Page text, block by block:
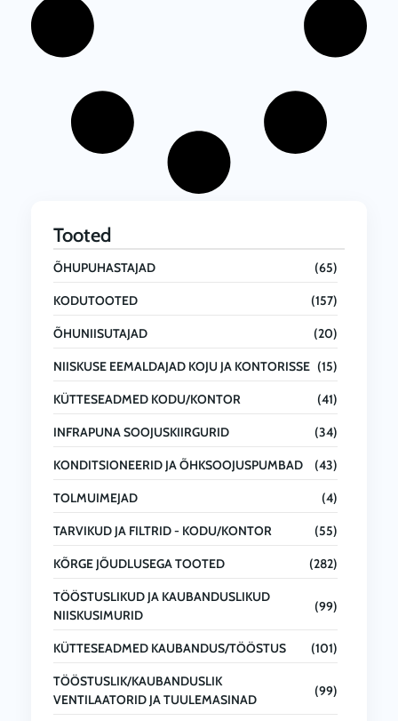
Tooted
ÕHUPUHASTAJAD (65)
KODUTOOTED (157)
ÕHUNIISUTAJAD (20)
NIISKUSE EEMALDAJAD KOJU JA KONTORISSE (15)
KÜTTESEADMED KODU/KONTOR (41)
INFRAPUNA SOOJUSKIIRGURID (34)
KONDITSIONEERID JA ÕHKSOOJUSPUMBAD (43)
TOLMUIMEJAD (4)
TARVIKUD JA FILTRID - KODU/KONTOR (55)
KÕRGE JÕUDLUSEGA TOOTED (282)
TÖÖSTUSLIKUD JA KAUBANDUSLIKUD
NIISKUSIMURID
(99)
KÜTTESEADMED KAUBANDUS/TÖÖSTUS (101)
TÖÖSTUSLIK/KAUBANDUSLIK
VENTILAATORID JA TUULEMASINAD
(99)